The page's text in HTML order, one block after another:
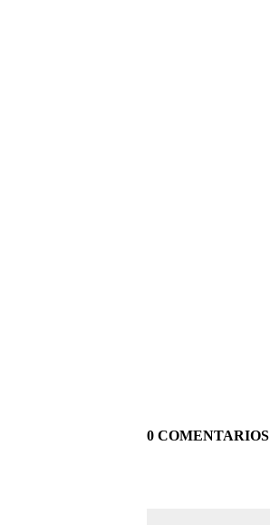
0 COMENTARIOS